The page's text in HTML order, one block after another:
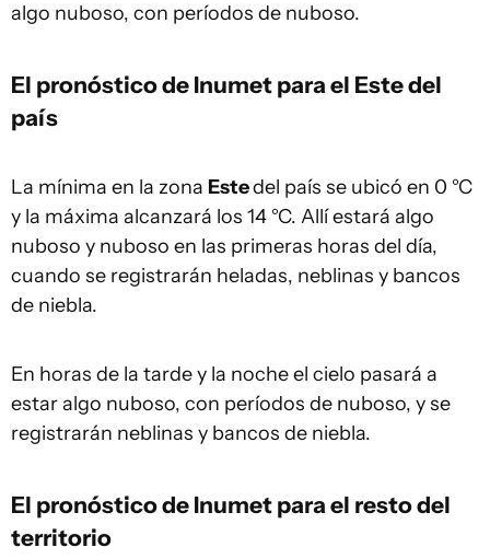
algo nuboso, con períodos de nuboso.
El pronóstico de Inumet para el Este del
país
La mínima en la zona Estedel país se ubicó en 0 °C
y la máxima alcanzará los 14 °C. Allí estará algo
nuboso y nuboso en las primeras horas del día,
cuando se registrarán heladas, neblinas y bancos
de niebla.
En horas de la tarde y la noche el cielo pasará a
estar algo nuboso, con períodos de nuboso, y se
registrarán neblinas y bancos de niebla.
El pronóstico de Inumet para el resto del
territorio